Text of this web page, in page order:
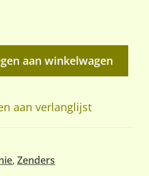
aan winkelwagen
aan verlanglijst
,Zenders